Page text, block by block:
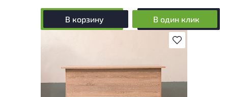
В корзину В один клик
В избранное